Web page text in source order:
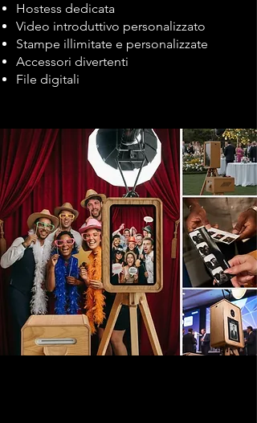
Hostess dedicata
Video introduttivo personalizzato
Stampe illimitate e personalizzate
Accessori divertenti
File digitali ​